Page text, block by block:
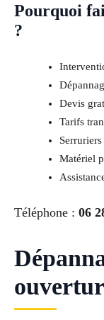
Pourquoi
?
Devis
Tarifs
Matériel
Téléphone : 06